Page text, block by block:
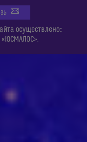
осуществлено:
«ЮСМАЛОС».